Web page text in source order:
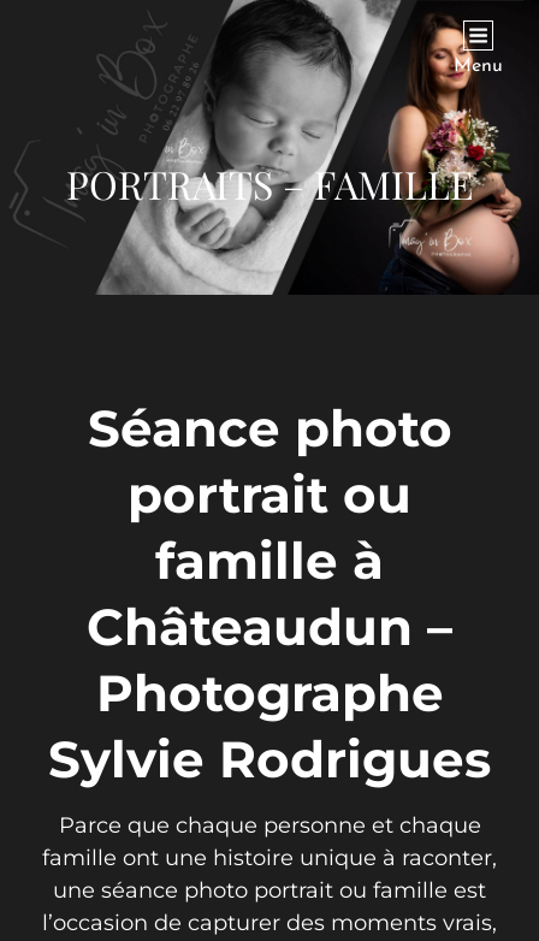
IMAG'IN BOX
Photographe Menu
PORTRAITS – FAMILLE
Séance photo
portrait ou
famille à
Châteaudun –
Photographe
Sylvie Rodrigues
Parce que chaque personne et chaque
famille ont une histoire unique à raconter,
une séance photo portrait ou famille est
l’occasion de capturer des moments vrais,